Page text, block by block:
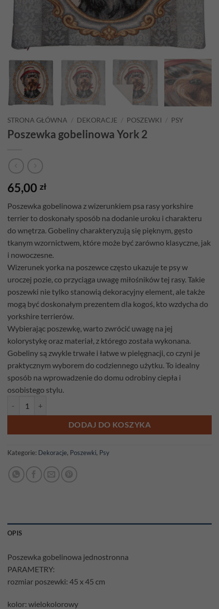
STRONA GŁÓWNA / DEKORACJE / POSZEWKI / PSY
Poszewka gobelinowa York 2
65,00 zł
Poszewka gobelinowa z wizerunkiem psa rasy yorkshire
terrier to doskonały sposób na dodanie uroku i charakteru
do wnętrza. Gobeliny charakteryzują się pięknym, gęsto
tkanym wzornictwem, które może być zarówno klasyczne, jak
i nowoczesne.
Wizerunek yorka na poszewce często ukazuje te psy w
uroczej pozie, co przyciąga uwagę miłośników tej rasy. Takie
poszewki nie tylko stanowią dekoracyjny element, ale także
mogą być doskonałym prezentem dla kogoś, kto wzdycha do
yorkshire terrierów.
Wybierając poszewkę, warto zwrócić uwagę na jej
kolorystykę oraz materiał, z którego została wykonana.
Gobeliny są zwykle trwałe i łatwe w pielęgnacji, co czyni je
praktycznym wyborem do codziennego użytku. To idealny
sposób na wprowadzenie do domu odrobiny ciepła i
osobistego stylu.
DODAJ DO KOSZYKA
Kategorie: Dekoracje, Poszewki, Psy
OPIS
Poszewka gobelinowa jednostronna
PARAMETRY:
rozmiar poszewki: 45 x 45 cm
kolor: wielokolorowy